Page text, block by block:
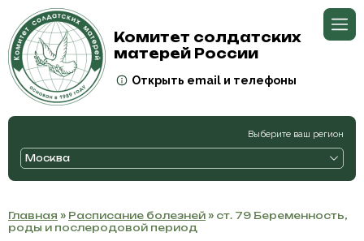
Комитет солдатских
матерей России
Открыть email и телефоны
Выберите ваш регион
Москва
Главная » Расписание болезней » ст. 79 Беременность,
роды и послеродовой период